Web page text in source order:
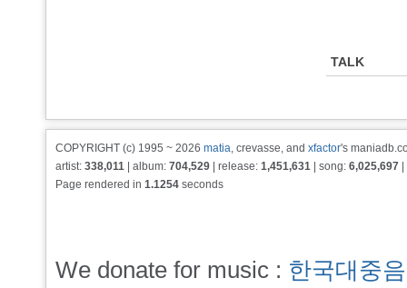
TALK
COPYRIGHT (c) 1995 ~ 2026 matia, crevasse, and xfactor's
artist: 338,011 | album: 704,529 | release: 1,451,631 | song: 6,025,697
Page rendered in 1.1254 seconds
We donate for music : 한국대중